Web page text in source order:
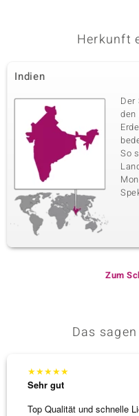
Herkunft
Indien
Der
den
So
Zum
Das
★★★★★
Sehr gut
Top Qualität und schnelle